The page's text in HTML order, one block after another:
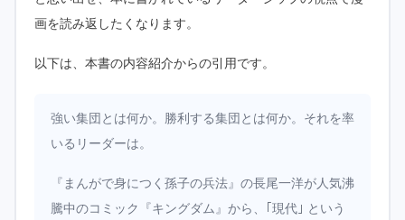
画を読み返したくなります。
以下は、本書の内容紹介からの引用です。
強い集団とは何か。勝利する集団とは何か。それを率
いるリーダーは。
『まんがで身につく孫子の兵法』の長尾一洋が人気沸
騰中のコミック『キングダム』から、｢現代｣ という